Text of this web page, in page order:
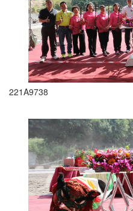
221A9738